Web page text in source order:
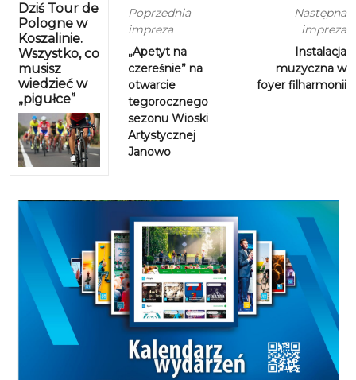
Dziś Tour de
Pologne w
Koszalinie.
Wszystko, co
musisz
wiedzieć w
„pigułce”
Poprzednia
impreza
„Apetyt na
czereśnie” na
otwarcie
tegorocznego
sezonu Wioski
Artystycznej
Janowo
Następna
impreza
Instalacja
muzyczna w
foyer filharmonii